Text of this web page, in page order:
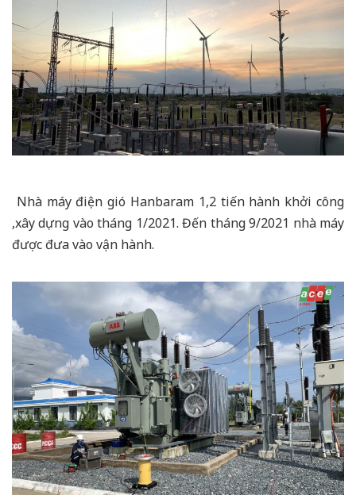
Nhà máy điện gió Hanbaram 1,2 tiến hành khởi công
,xây dựng vào tháng 1/2021. Đến tháng 9/2021 nhà máy
được đưa vào vận hành.